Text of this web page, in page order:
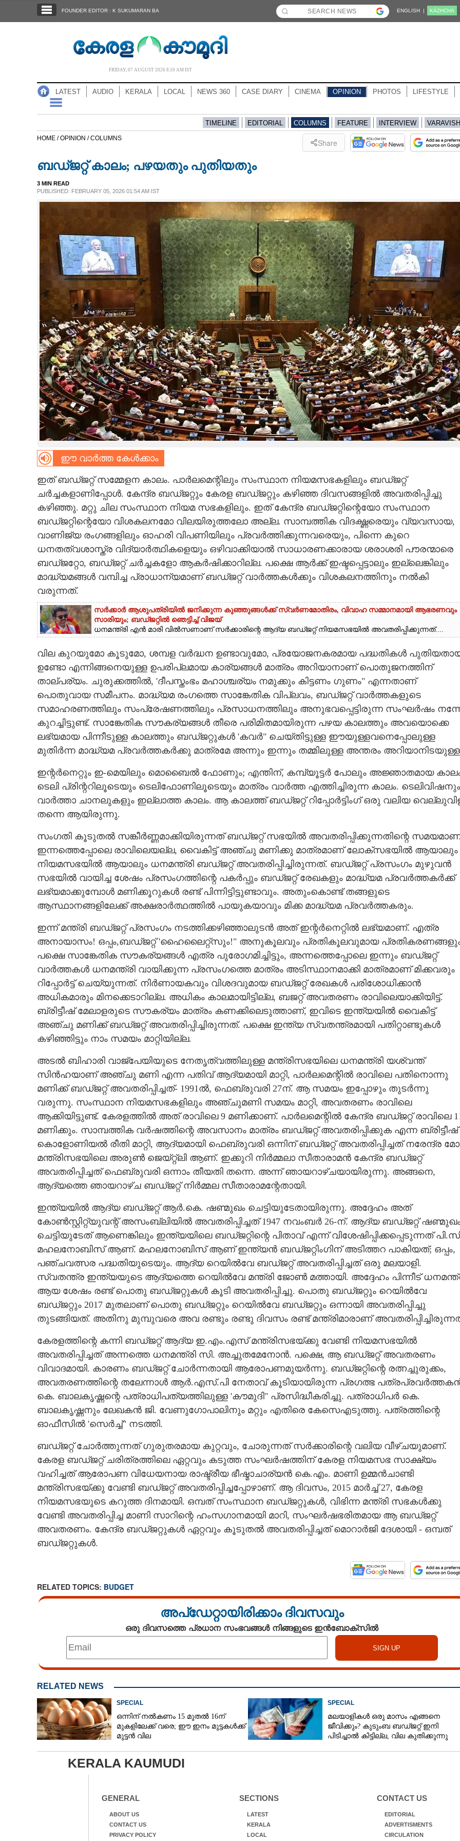
NOTIFIED NEWS
LIFESTYLE
SPIRITUAL
CARTOONS
LITERATURE
CONTACT US
FOUNDER EDITOR : K SUKUMARAN BA ENGLISH | KĀZHCHA
FRIDAY, 07 AUGUST 2026 8.59 AM IST
LATEST AUDIO KERALA LOCAL NEWS 360 CASE DIARY CINEMA OPINION PHOTOS LIFESTYLE
TIMELINE EDITORIAL COLUMNS FEATURE INTERVIEW
HOME /OPINION /COLUMNS Share
ബഡ്ജറ്റ് കാലം; പഴയതും പുതിയതും
3 MIN READ
PUBLISHED: FEBRUARY 05, 2026 01:54 AM IST
ഈ വാർത്ത കേൾക്കാം
ഇത് ബഡ്ജറ്റ് സമ്മേളന കാലം. പാർലമെന്റിലും സംസ്ഥാന നിയമസഭകളിലും ബഡ്ജറ്റ്
ചർച്ചകളാണിപ്പോൾ. കേന്ദ്ര ബഡ്ജറ്റും കേരള ബഡ്ജറ്റും കഴിഞ്ഞ ദിവസങ്ങളിൽ അവതരിപ്പിച്ചു
കഴിഞ്ഞു. മറ്റു ചില സംസ്ഥാന നിയമ സഭകളിലും. ഇത് കേന്ദ്ര ബഡ്ജറ്റിന്റെയോ സംസ്ഥാന
ബഡ്ജറ്റിന്റെയോ വിശകലനമോ വിലയിരുത്തലോ അല്ല. സാമ്പത്തിക വിദഗ്ദ്ധരെയും വ്യവസായ,
വാണിജ്യ രംഗങ്ങളിലും ഓഹരി വിപണിയിലും പ്രവർത്തിക്കുന്നവരെയും, പിന്നെ കുറെ
ധനതത്വശാസ്ത്ര വിദ്യാർത്ഥികളെയും ഒഴിവാക്കിയാൽ സാധാരണക്കാരായ ശരാശരി പൗരന്മാരെ
ബഡ്ജറ്റോ,​ ബഡ്ജറ്റ് ചർച്ചകളോ ആകർഷിക്കാറില്ല. പക്ഷെ ആർക്ക് ഇഷ്ടപ്പെട്ടാലും ഇല്ലെങ്കിലും
മാദ്ധ്യമങ്ങൾ വമ്പിച്ച പ്രാധാന്യമാണ് ബഡ്ജറ്റ് വാർത്തകൾക്കും വിശകലനത്തിനും നൽകി
വരുന്നത്.
സർക്കാർ ആശുപത്രിയിൽ ജനിക്കുന്ന കുഞ്ഞുങ്ങൾക്ക് സ്വർണമോതിരം, വിവാഹ സമ്മാനമായി ആഭരണവും
സാരിയും; ബഡ്ജറ്റിൽ ഞെട്ടിച്ച് വിജയ്
ധനമന്ത്രി എൻ മാരി വിൽസണാണ് സർക്കാരിന്റെ ആദ്യ ബഡ്ജറ്റ് നിയമസഭയിൽ അവതരിപ്പിക്കുന്നത്....
വില കുറയുമോ കൂടുമോ, ശമ്പള വർദ്ധന ഉണ്ടാവുമോ, പ്രയോജനകരമായ പദ്ധതികൾ
ഉണ്ടോ എന്നിങ്ങനെയുള്ള ഉപരിപ്ലമായ കാര്യങ്ങൾ മാത്രം അറിയാനാണ് പൊതുജനത്തിന്
താല്പര്യം. ചുരുക്കത്തിൽ, 'ദീപസ്തംഭം മഹാശ്ചര്യം നമുക്കും കിട്ടണം ഗുണം" എന്നതാണ്
പൊതുവായ സമീപനം. മാദ്ധ്യമ രംഗത്തെ സാങ്കേതിക വിപ്ലവം, ബഡ്ജറ്റ് വാർത്തകളുടെ
സമാഹരണത്തിലും സംപ്രേഷണത്തിലും പ്രസാധനത്തിലും അനുഭവപ്പെട്ടിരുന്ന സംഘർഷം
കുറച്ചിട്ടുണ്ട്. സാങ്കേതിക സൗകര്യങ്ങൾ തീരെ പരിമിതമായിരുന്ന പഴയ കാലത്തും അവയൊക്കെ
ലഭ്യമായ പിന്നീടുള്ള കാലത്തും ബഡ്ജറ്റുകൾ 'കവർ" ചെയ്തിട്ടുള്ള ഈയുള്ളവനെപ്പോലുള്ള
മുതിർന്ന മാദ്ധ്യമ പ്രവർത്തകർക്കു മാത്രമേ അന്നും ഇന്നും തമ്മിലുള്ള അന്തരം
ഇന്റർനെറ്റും ഇ-മെയിലും മൊബൈൽ ഫോണും; എന്തിന്,​ കമ്പ്യൂട്ടർ പോലും അജ്ഞാതമായ
ടെലി പ്രിന്ററിലൂടെയും ടെലിഫോണിലൂടെയും മാത്രം വാർത്ത എത്തിച്ചിരുന്ന കാലം. ടെലിവിഷനും
വാർത്താ ചാനലുകളും ഇല്ലാത്ത കാലം. ആ കാലത്ത് ബഡ്ജറ്റ് റിപ്പോർട്ടിംഗ് ഒരു വലിയ
തന്നെ ആയിരുന്നു.
സംഗതി കൂടുതൽ സങ്കീർണ്ണമാക്കിയിരുന്നത് ബഡ്ജറ്റ് സഭയിൽ അവതരിപ്പിക്കുന്നതിന്റെ
ഇന്നത്തെപ്പോലെ രാവിലെയല്ല, വൈകിട്ട് അഞ്ചു മണിക്കു മാത്രമാണ് ലോക്സഭയിൽ ആയാലും
നിയമസഭയിൽ ആയാലും ധനമന്ത്രി ബഡ്ജറ്റ് അവതരിപ്പിച്ചിരുന്നത്. ബഡ്ജറ്റ് പ്രസംഗം മുഴുവൻ
സഭയിൽ വായിച്ച ശേഷം പ്രസംഗത്തിന്റെ പകർപ്പും ബഡ്ജറ്റ് രേഖകളും മാദ്ധ്യമ പ്രവർത്തകർക്ക്
ലഭ്യമാക്കുമ്പോൾ മണിക്കൂറുകൾ രണ്ട് പിന്നിട്ടിട്ടുണ്ടാവും. അതുംകൊണ്ട് തങ്ങളുടെ
ആസ്ഥാനങ്ങളിലേക്ക് അക്ഷരാർത്ഥത്തിൽ പായുകയാവും മിക്ക മാദ്ധ്യമ പ്രവർത്തകരും.
ഇന്ന് മന്ത്രി ബഡ്ജറ്റ് പ്രസംഗം നടത്തിക്കഴിഞ്ഞാലുടൻ അത് ഇന്റർനെറ്റിൽ ലഭ്യമാണ്. എത്ര
അനായാസം! ഒപ്പം,​ബഡ്ജറ്റ് 'ഹൈലൈറ്റ്സും!" അനുകൂലവും പ്രതികൂലവുമായ
പക്ഷെ സാങ്കേതിക സൗകര്യങ്ങൾ എത്ര പുരോഗമിച്ചിട്ടും, അന്നത്തെപ്പോലെ ഇന്നും ബഡ്ജറ്റ്
വാർത്തകൾ ധനമന്ത്രി വായിക്കുന്ന പ്രസംഗത്തെ മാത്രം അടിസ്ഥാനമാക്കി മാത്രമാണ് മിക്കവരും
റിപ്പോർട്ട്‌ ചെയ്യുന്നത്. നിർണായകവും വിശദവുമായ ബഡ്ജറ്റ് രേഖകൾ പരിശോധിക്കാൻ
അധികമാരും മിനക്കെടാറില്ല. അധികം കാലമായിട്ടില്ല, ബജറ്റ് അവതരണം രാവിലെയാക്കിയിട്ട്.
ബ്രിട്ടീഷ് മേലാളരുടെ സൗകര്യം മാത്രം കണക്കിലെടുത്താണ്, ഇവിടെ ഇന്ത്യയിൽ വൈകിട്ട്
അഞ്ചു മണിക്ക് ബഡ്ജറ്റ് അവതരിപ്പിച്ചിരുന്നത്. പക്ഷെ ഇന്ത്യ സ്വതന്ത്രമായി പതിറ്റാണ്ടുകൾ
കഴിഞ്ഞിട്ടും നാം സമയം മാറ്റിയില്ല.
അടൽ ബിഹാരി വാജ്പേയിയുടെ നേതൃത്വത്തിലുള്ള മന്ത്രിസഭയിലെ ധനമന്ത്രി യശ്വന്ത്‌
സിൻഹയാണ് അഞ്ചു മണി എന്ന പതിവ് ആദ്യമായി മാറ്റി, പാർലമെന്റിൽ രാവിലെ പതിനൊന്നു
മണിക്ക് ബഡ്ജറ്റ് അവതരിപ്പിച്ചത്- 1991ൽ, ഫെബ്രുവരി 27ന്. ആ സമയം ഇപ്പോഴും തുടർന്നു
വരുന്നു. സംസ്ഥാന നിയമസഭകളിലും അഞ്ചുമണി സമയം മാറ്റി, അവതരണം രാവിലെ
ആക്കിയിട്ടുണ്ട്. കേരളത്തിൽ അത് രാവിലെ 9 മണിക്കാണ്. പാർലമെന്റിൽ കേന്ദ്ര ബഡ്ജറ്റ് രാവിലെ
മണിക്കും. സാമ്പത്തിക വർഷത്തിന്റെ അവസാനം മാത്രം ബഡ്ജറ്റ് അവതരിപ്പിക്കുക എന്ന ബ്രിട്ടീഷ്
കൊളോണിയൽ രീതി മാറ്റി,​ ആദ്യമായി ഫെബ്രുവരി ഒന്നിന് ബഡ്ജറ്റ് അവതരിപ്പിച്ചത് നരേന്ദ്ര
മന്ത്രിസഭയിലെ അരുൺ ജെയ്റ്റ്ലി ആണ്. ഇക്കുറി നിർമ്മലാ സീതാരാമൻ കേന്ദ്ര ബ‌‌ഡ്ജറ്റ്
അവതരിപ്പിച്ചത് ഫെബ്രുവരി ഒന്നാം തീയതി തന്നെ. അന്ന് ഞായറാഴ്ചയായിരുന്നു. അങ്ങനെ,
ആദ്യത്തെ ഞായറാഴ്ച ബഡ്ജറ്റ് നിർമ്മല സീതാരാമന്റേതായി.
ഇന്ത്യയിൽ ആദ്യ ബ‌ഡ്ജറ്റ് ആർ.കെ. ഷണ്മുഖം ചെട്ടിയുടേതായിരുന്നു. അദ്ദേഹം അത്
കോൺസ്റ്റിറ്റ്യുവന്റ് അസംബ്ലിയിൽ അവതരിപ്പിച്ചത് 1947 നവംബർ 26-ന്. ആദ്യ ബഡ്ജറ്റ്
ചെട്ടിയുടേത് ആണെങ്കിലും ഇന്ത്യയിലെ ബഡ്ജറ്റിന്റെ പിതാവ് എന്ന് വിശേഷിപ്പിക്കപ്പെടുന്നത്
മഹലനോബിസ് ആണ്. മഹലനോബിസ് ആണ് ഇന്ത്യൻ ബ‌ഡ്ജറ്റിംഗിന് അടിത്തറ പാകിയത്; ഒപ്പം,​
പഞ്ചവത്സര പദ്ധതിയുടെയും. ആദ്യ റെയിൽവേ ബഡ്ജറ്റ് അവതരിപ്പിച്ചത് ഒരു മലയാളി.
സ്വതന്ത്ര ഇന്ത്യയുടെ ആദ്യത്തെ റെയിൽവേ മന്ത്രി ജോൺ മത്തായി. അദ്ദേഹം പിന്നീട്
ആയ ശേഷം രണ്ട് പൊതു ബഡ്ജറ്റുകൾ കൂടി അവതരിപ്പിച്ചു. പൊതു ബഡ്ജറ്റും റെയിൽവേ
ബഡ്ജറ്റും 2017 മുതലാണ് പൊതു ബ‌ഡ്ജറ്റും റെയിൽവേ ബ‌ഡ്ജറ്റും ഒന്നായി അവതരിപ്പിച്ചു
തുടങ്ങിയത്. അതിനു മുമ്പുവരെ അവ രണ്ടും രണ്ടു ദിവസം രണ്ട് മന്ത്രിമാരാണ്
കേരളത്തിന്റെ കന്നി ബഡ്ജറ്റ് ആദ്യ ഇ.എം.എസ് മന്ത്രിസഭയ്ക്കു വേണ്ടി നിയമസഭയിൽ
അവതരിപ്പിച്ചത് അന്നത്തെ ധനമന്ത്രി സി. അച്ചുതമേനോൻ. പക്ഷെ, ആ ബഡ്ജറ്റ് അവതരണം
വിവാദമായി. കാരണം ബഡ്ജറ്റ് ചോർന്നതായി ആരോപണമുയർന്നു. ബഡ്ജറ്റിന്റെ രത്നച്ചുരുക്കം,
അവതരണത്തിന്റെ തലേന്നാൾ ആർ.എസ്‌.പി നേതാവ് കൂടിയായിരുന്ന പ്രഗത്ഭ
കെ. ബാലകൃഷ്ണന്റെ പത്രാധിപത്യത്തിലുള്ള 'കൗമുദി" പ്രസിദ്ധീകരിച്ചു. പത്രാധിപർ കെ.
ബാലകൃഷ്ണനും ലേഖകൻ ജി. വേണുഗോപാലിനും മറ്റും എതിരെ കേസെഎടുത്തു. പത്രത്തിന്റെ
ഓഫീസിൽ 'സെർച്ച്‌" നടത്തി.
ബഡ്ജറ്റ് ചോർത്തുന്നത് ഗുരുതരമായ കുറ്റവും,​ ചോരുന്നത് സർക്കാരിന്റെ വലിയ വീഴ്ചയുമാണ്.
കേരള ബഡ്ജറ്റ് ചരിത്രത്തിലെ ഏറ്റവും കടുത്ത സംഘർഷത്തിന് കേരള നിയമസഭ സാക്ഷ്യം
വഹിച്ചത് ആരോപണ വിധേയനായ രാഷ്ട്രീയ ഭീഷ്മാചാര്യൻ കെ.എം. മാണി ഉമ്മൻചാണ്ടി
മന്ത്രിസഭയ്ക്കു വേണ്ടി ബഡ്ജറ്റ് അവതരിപ്പിച്ചപ്പോഴാണ്. ആ ദിവസം, 2015 മാർച്ച്‌ 27, കേരള
നിയമസഭയുടെ കറുത്ത ദിനമായി. ഒമ്പത് സംസ്ഥാന ബഡ്ജറ്റുകൾ, വിഭിന്ന മന്ത്രി സഭകൾക്കു
വേണ്ടി അവതരിപ്പിച്ച മാണി സാറിന്റെ ഹംസഗാനമായി മാറി,​ സംഘർഷഭരിതമായ ആ ബഡ്ജറ്റ്
അവതരണം. കേന്ദ്ര ബഡ്ജറ്റുകൾ ഏറ്റവും കൂടുതൽ അവതരിപ്പിച്ചത് മൊറാർജി ദേശായി - ഒമ്പത്
ബഡ്ജറ്റുകൾ.
RELATED TOPICS: BUDGET
അപ്ഡേറ്റായിരിക്കാം ദിവസവും
ഒരു ദിവസത്തെ പ്രധാന സംഭവങ്ങൾ നിങ്ങളുടെ ഇൻബോക്സിൽ
RELATED NEWS
SPECIAL
ഒന്നിന് നല്‍കണം 15 മുതല്‍ 16ന്
മുകളിലേക്ക് വരെ; ഈ ഇനം മുട്ടകള്‍ക്ക്
മുട്ടന്‍ വില
SPECIAL
മലയാളികൾ ഒരു മാസം എങ്ങനെ
ജീവിക്കും? കുടുംബ ബ‌ഡ്ജറ്റ് ഇനി
പിടിച്ചാൽ കിട്ടില്ല, വില കുതിക്കുന്നു
KERALA KAUMUDI
GENERAL
ABOUT US
CONTACT US
PRIVACY POLICY
SECTIONS
LATEST
KERALA
LOCAL
CONTACT US
EDITORIAL
ADVERTISMENTS
CIRCULATION
ബഡ്ജറ്റ് കാലം; പഴയതും പുതിയതും